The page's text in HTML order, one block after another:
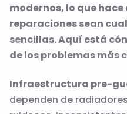
modernos, lo que
reparaciones sean
sencillas. Aquí está
de los problemas más
Infraestructura pre-
dependen de